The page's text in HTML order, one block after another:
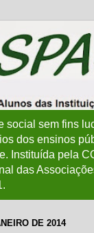
social sem fins
dos ensinos
Instituída pela
das
DE 2014